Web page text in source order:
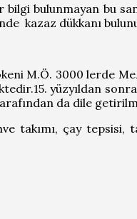
bulunmayan bu
kazaz dükkanı
M.Ö. 3000 lerde
yüzyıldan
da dile
takımı, çay tepsisi,